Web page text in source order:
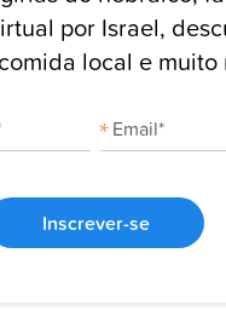
por Israel,
local e muito
Inscrever-se